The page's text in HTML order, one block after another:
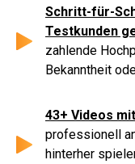
Schritt-für-
Testkunden
zahlende
Bekanntheit
43+ Videos
professionell
hinterher